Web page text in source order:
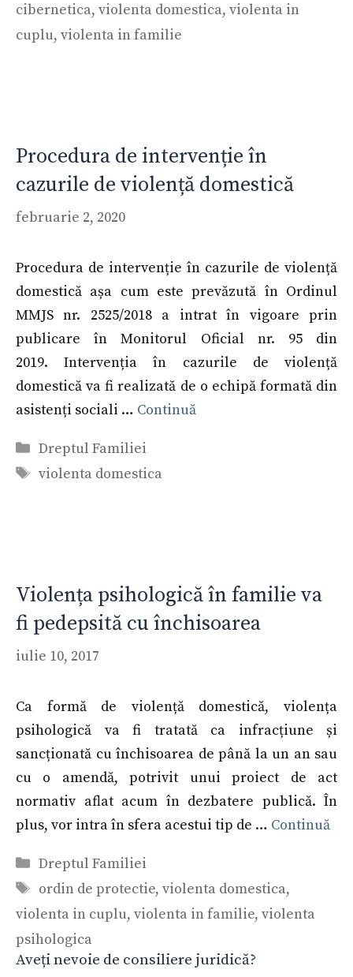
cibernetica, violenta domestica, violenta in
cuplu, violenta in familie
Procedura de intervenție în
cazurile de violență domestică
februarie 2, 2020
Procedura de intervenție în cazurile de violență
domestică așa cum este prevăzută în Ordinul
MMJS nr. 2525/2018 a intrat în vigoare prin
publicare în Monitorul Oficial nr. 95 din
2019. Intervenția în cazurile de violență
domestică va fi realizată de o echipă formată din
asistenți sociali … Continuă
Categorii
Dreptul Familiei
Etichete
violenta domestica
Violența psihologică în familie va
fi pedepsită cu închisoarea
iulie 10, 2017
Ca formă de violență domestică, violența
psihologică va fi tratată ca infracțiune și
sancționată cu închisoarea de până la un an sau
cu o amendă, potrivit unui proiect de act
normativ aflat acum în dezbatere publică. În
plus, vor intra în sfera acestui tip de … Continuă
Categorii
Dreptul Familiei
Etichete
ordin de protectie, violenta domestica,
violenta in cuplu, violenta in familie, violenta
psihologica
Aveți nevoie de consiliere juridică?